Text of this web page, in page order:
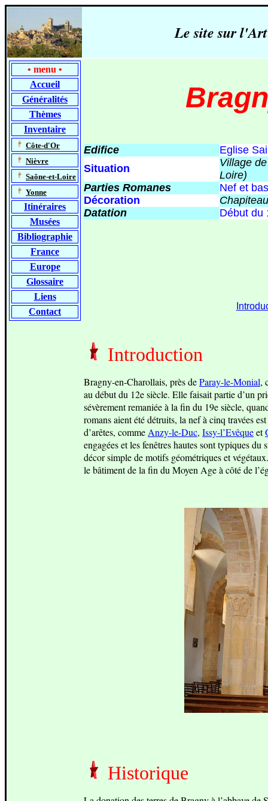
Le site sur
• menu •
Accueil
Généralités
Thèmes
Inventaire
Côte-d'Or
Nièvre
Saône-et-Loire
Yonne
Itinéraires
Musées
Bibliographie
France
Europe
Glossaire
Liens
Contact
Edifice
Eglise
Situation
Village
Loire)
Parties Romanes
Nef et
Décoration
Datation
Début du
Introduction
Bragny-en-Charollais, près deParay-le-Monial,
au début du 12e siècle. Elle faisait partie d’un
sévèrement remaniée à la fin du 19e siècle,
romans aient été détruits, la nef à cinq travées
d’arêtes, comme Anzy-le-Duc, Issy-l’Evêqueet
engagées et les fenêtres hautes sont typiques
décor simple de motifs géométriques et
le bâtiment de la fin du Moyen Age à côté de
Historique